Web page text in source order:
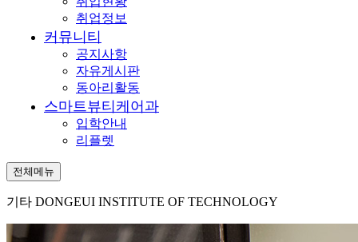
취업정보
커뮤니티
공지사항
자유게시판
동아리활동
스마트뷰티케어과
입학안내
리플렛
전체메뉴
기타 DONGEUI INSTITUTE OF TECHNOLOGY